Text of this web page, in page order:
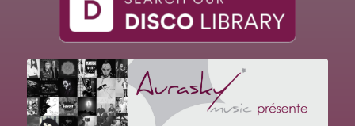
All Publishing